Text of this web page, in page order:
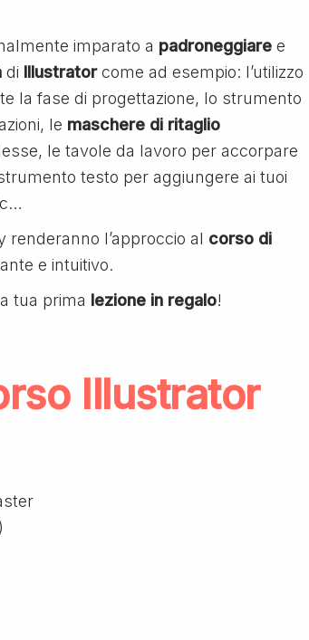
imparato a padroneggiare e
di Illustratorcome ad esempio: l’utilizzo
la fase di progettazione, lo strumento
le maschere di ritaglio
le tavole da lavoro per accorpare
testo per aggiungere ai tuoi
l’approccio al corso di
e intuitivo.
tua prima lezione in regalo!
Illustrator